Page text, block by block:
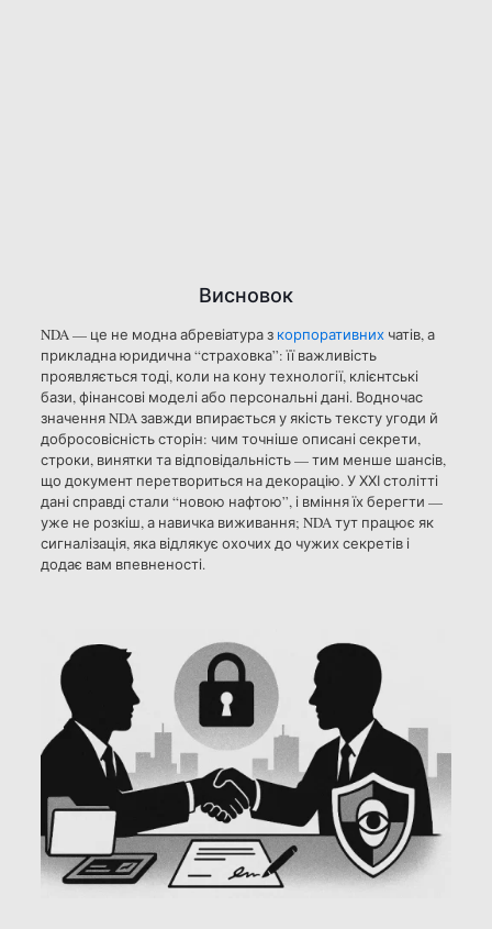
Висновок
NDA — це не модна абревіатура з корпоративнихчатів, а
прикладна юридична “страховка”: її важливість
проявляється тоді, коли на кону технології, клієнтські
бази, фінансові моделі або персональні дані. Водночас
значення NDA завжди впирається у якість тексту угоди й
добросовісність сторін: чим точніше описані секрети,
строки, винятки та відповідальність — тим менше шансів,
що документ перетвориться на декорацію. У ХХІ столітті
дані справді стали “новою нафтою”, і вміння їх берегти —
уже не розкіш, а навичка виживання; NDA тут працює як
сигналізація, яка відлякує охочих до чужих секретів і
додає вам впевненості.